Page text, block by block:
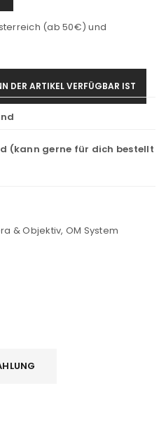
(ab 50€) und
DER ARTIKEL VERFÜGBAR IST
(kann gerne für dich bestellt
& Objektiv, OM System